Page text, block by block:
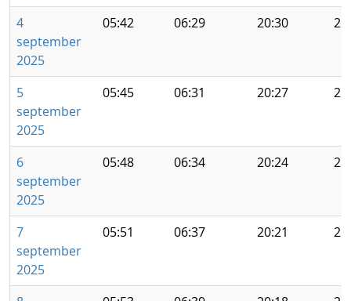
4
september
2025
05:42 06:29 20:30
5
september
2025
05:45 06:31 20:27
6
september
2025
05:48 06:34 20:24
7
september
2025
05:51 06:37 20:21